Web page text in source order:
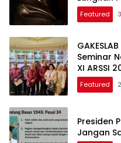
Diketahui
Featured
Seminar
XI ARSSI
Featured
Presiden
Jangan